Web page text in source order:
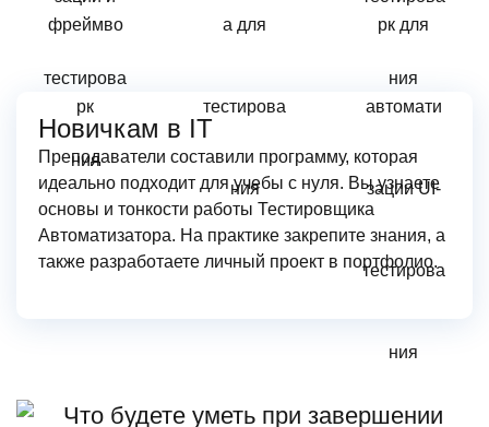
Новичкам в IT
Преподаватели составили программу, которая
идеально подходит для учебы с нуля. Вы узнаете
основы и тонкости работы Тестировщика
Автоматизатора. На практике закрепите знания, а
также разработаете личный проект в портфолио.